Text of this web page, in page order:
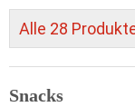
Alle 28
Snacks